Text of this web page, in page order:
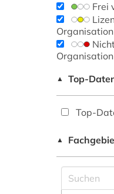
Frei
Organisation
▲ Top-
Top-
▲